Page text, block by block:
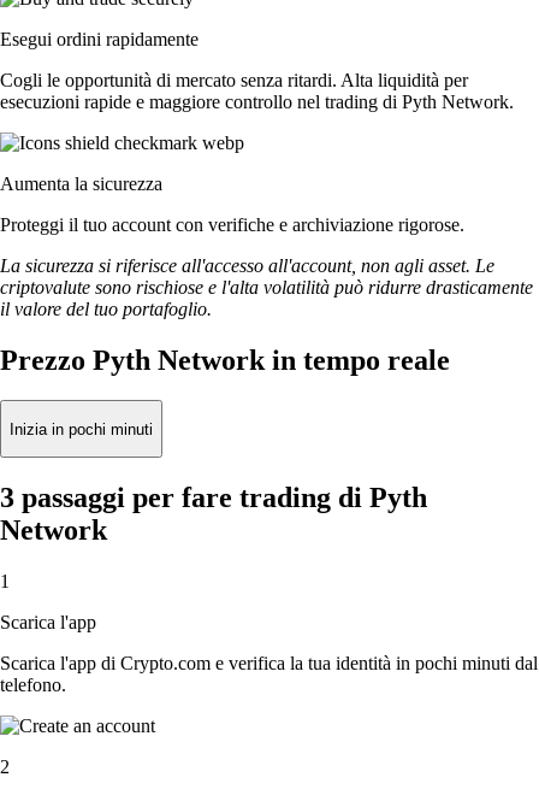
Esegui ordini rapidamente
Cogli le opportunità di mercato senza ritardi. Alta liquidità per
esecuzioni rapide e maggiore controllo nel trading di Pyth Network.
Aumenta la sicurezza
Proteggi il tuo account con verifiche e archiviazione rigorose.
La sicurezza si riferisce all'accesso all'account, non agli asset. Le
criptovalute sono rischiose e l'alta volatilità può ridurre drasticamente
il valore del tuo portafoglio.
Prezzo Pyth Network in tempo reale
Inizia in pochi minuti
3 passaggi per fare trading di Pyth
Network
1
Scarica l'app
Scarica l'app di Crypto.com e verifica la tua identità in pochi minuti dal
telefono.
2